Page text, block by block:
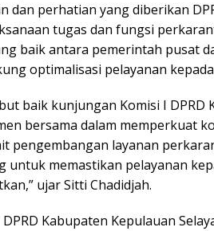
dan perhatian yang diberikan
tugas dan fungsi
baik antara pemerintah pusat
optimalisasi pelayanan
baik kunjungan Komisi I DPRD
bersama dalam memperkuat
pengembangan layanan
untuk memastikan pelayanan
ujar Sitti Chadidjah.
Kabupaten Kepulauan